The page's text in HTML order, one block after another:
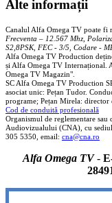
Alte informații
Canalul Alfa Omega TV poate fi
Frecventa – 12.567 Mhz,
S2,8PSK, FEC - 3/5, Codare -
Alfa Omega TV Production
și Alfa Omega TV Internațional.
Omega TV Magazin".
SC Alfa Omega TV Production
asociat unic: Pețan Tudor.
programe; Pețan Mirela: director
Cod de conduită profesională
Organismul de reglementare sau
Audiovizualului (CNA), cu
305 5350, email: cna@cna.ro
Alfa Omega TV-